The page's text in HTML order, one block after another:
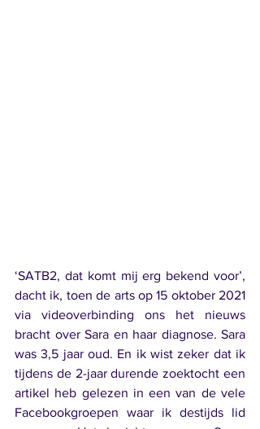
‘SATB2, dat komt mij erg bekend voor’,
dacht ik, toen de arts op 15 oktober 2021
via videoverbinding ons het nieuws
bracht over Sara en haar diagnose. Sara
was 3,5 jaar oud. En ik wist zeker dat ik
tijdens de 2-jaar durende zoektocht een
artikel heb gelezen in een van de vele
Facebookgroepen waar ik destijds lid